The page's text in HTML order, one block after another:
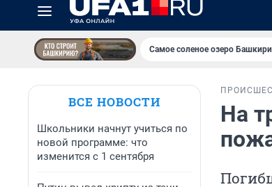
Самое соленое озеро
ВСЕ НОВОСТИ
Школьники начнут учиться по
новой программе: что
изменится с 1 сентября
На